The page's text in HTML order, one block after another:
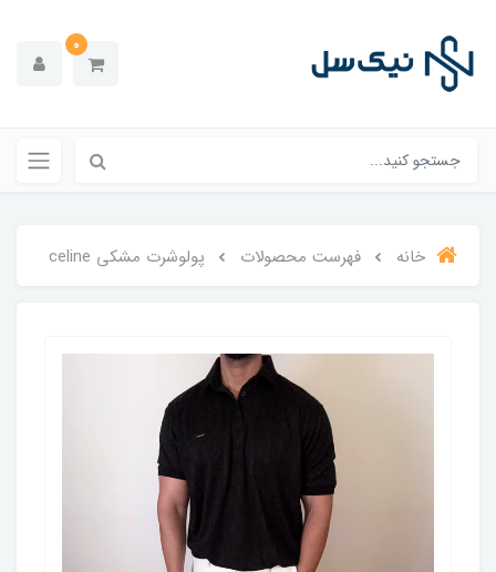
0
خانه فهرست محصولات پولوشرت مشکی celine